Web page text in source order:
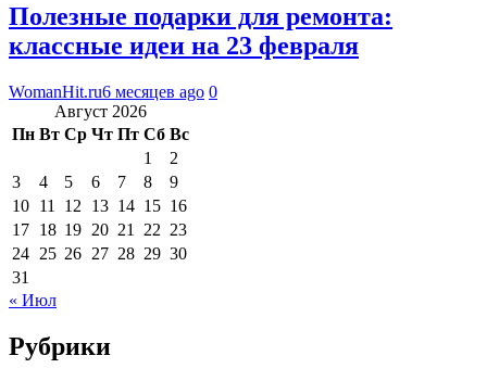
Полезные подарки для ремонта:
классные идеи на 23 февраля
WomanHit.ru6 месяцев ago 0
Август 2026
Пн Вт Ср Чт Пт Сб Вс
1
2
3
4 5 6 7 8
9
10 11 12 13 14 15 16
17 18 19 20 21 22 23
24 25 26 27 28 29 30
31
« Июл
Рубрики